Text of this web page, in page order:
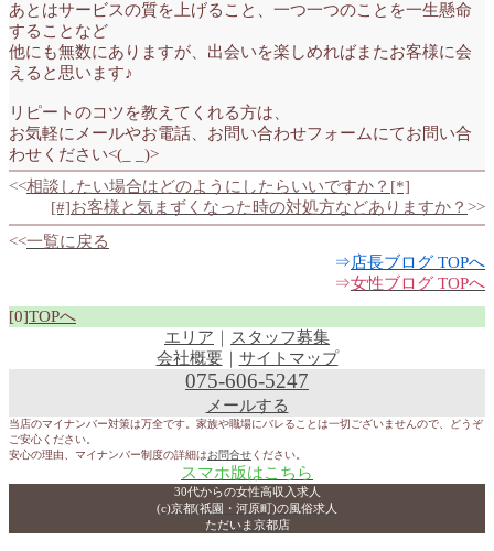
あとはサービスの質を上げること、一つ一つのことを一生懸命
することなど
他にも無数にありますが、出会いを楽しめればまたお客様に会
えると思います♪
リピートのコツを教えてくれる方は、
お気軽にメールやお電話、お問い合わせフォームにてお問い合
わせください<(_ _)>
<<相談したい場合はどのようにしたらいいですか？[*]
[#]お客様と気まずくなった時の対処方などありますか？ >>
<<一覧に戻る
⇒店長ブログ TOPへ
⇒女性ブログ TOPへ
[0]TOPへ
エリア
スタッフ募集
会社概要｜ サイトマップ
075-606-5247
メールする
当店のマイナンバー対策は万全です。家族や職場にバレることは一切ございませんので、どうぞ
ご安心ください。
安心の理由、マイナンバー制度の詳細はお問合せください。
スマホ版はこちら
30代からの女性高収入求人
(c)京都(祇園・河原町)の風俗求人
ただいま京都店